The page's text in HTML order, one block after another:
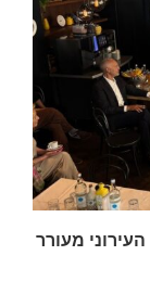
מעורר